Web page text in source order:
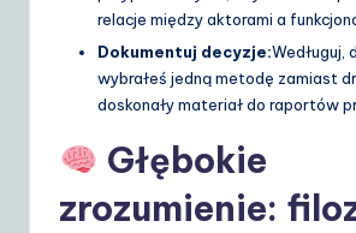
relacje między aktorami a
Dokumentuj decyzje:Wedługuj,
wybrałeś jedną metodę zamiast
doskonały materiał do raportów
Głębokie
zrozumienie: